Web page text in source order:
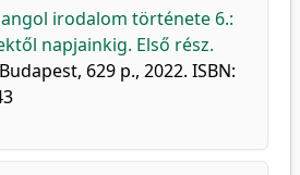
irodalom története 6.:
napjainkig. Első rész.
629 p., 2022. ISBN: